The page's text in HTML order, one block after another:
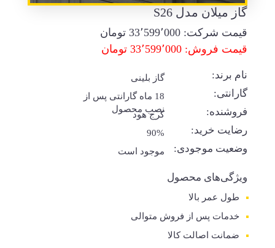
گاز میلان مدل S26
قیمت شرکت: 33٬599٬000تومان
قیمت فروش: 33٬599٬000 تومان
نام برند: گاز بلینی
گارانتی:
18 ماه گارانتی پس از
نصب محصول
فروشنده: کرج هود
رضایت خرید: 90%
وضعیت موجودی: موجود است
ویژگی‌های محصول
طول عمر بالا
خدمات پس از فروش متوالی
ضمانت اصالت کالا